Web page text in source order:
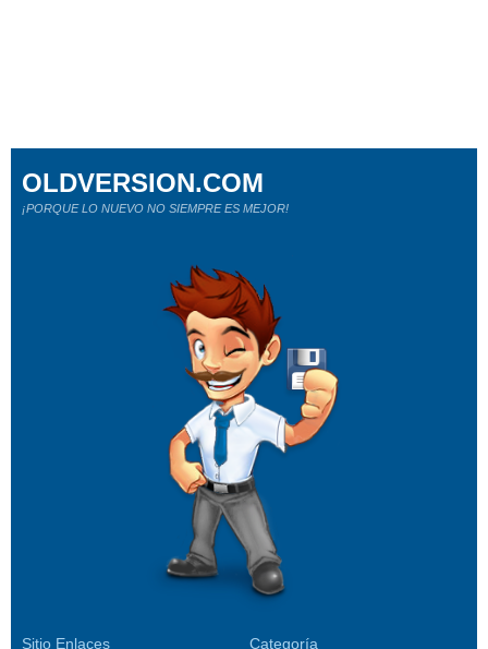
Sitio Enlaces Categoría
OLDVERSION.COM
¡PORQUE LO NUEVO NO SIEMPRE ES MEJOR!